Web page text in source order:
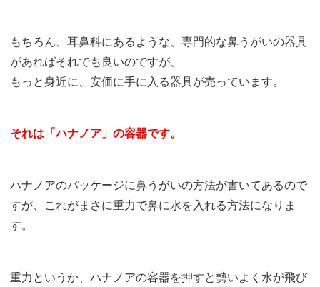
もちろん、耳鼻科にあるような、専門的な鼻うがいの器具
があればそれでも良いのですが、
もっと身近に、安価に手に入る器具が売っています。
それは「ハナノア」の容器です。
ハナノアのパッケージに鼻うがいの方法が書いてあるので
すが、これがまさに重力で鼻に水を入れる方法になりま
す。
重力というか、ハナノアの容器を押すと勢いよく水が飛び